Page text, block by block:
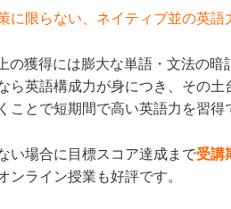
に限らない、ネイティブ並の英語
の獲得には膨大な単語・文法の
ら英語構成力が身につき、その
ことで短期間で高い英語力を習得
い場合に目標スコア達成まで受講
ンライン授業も好評です。